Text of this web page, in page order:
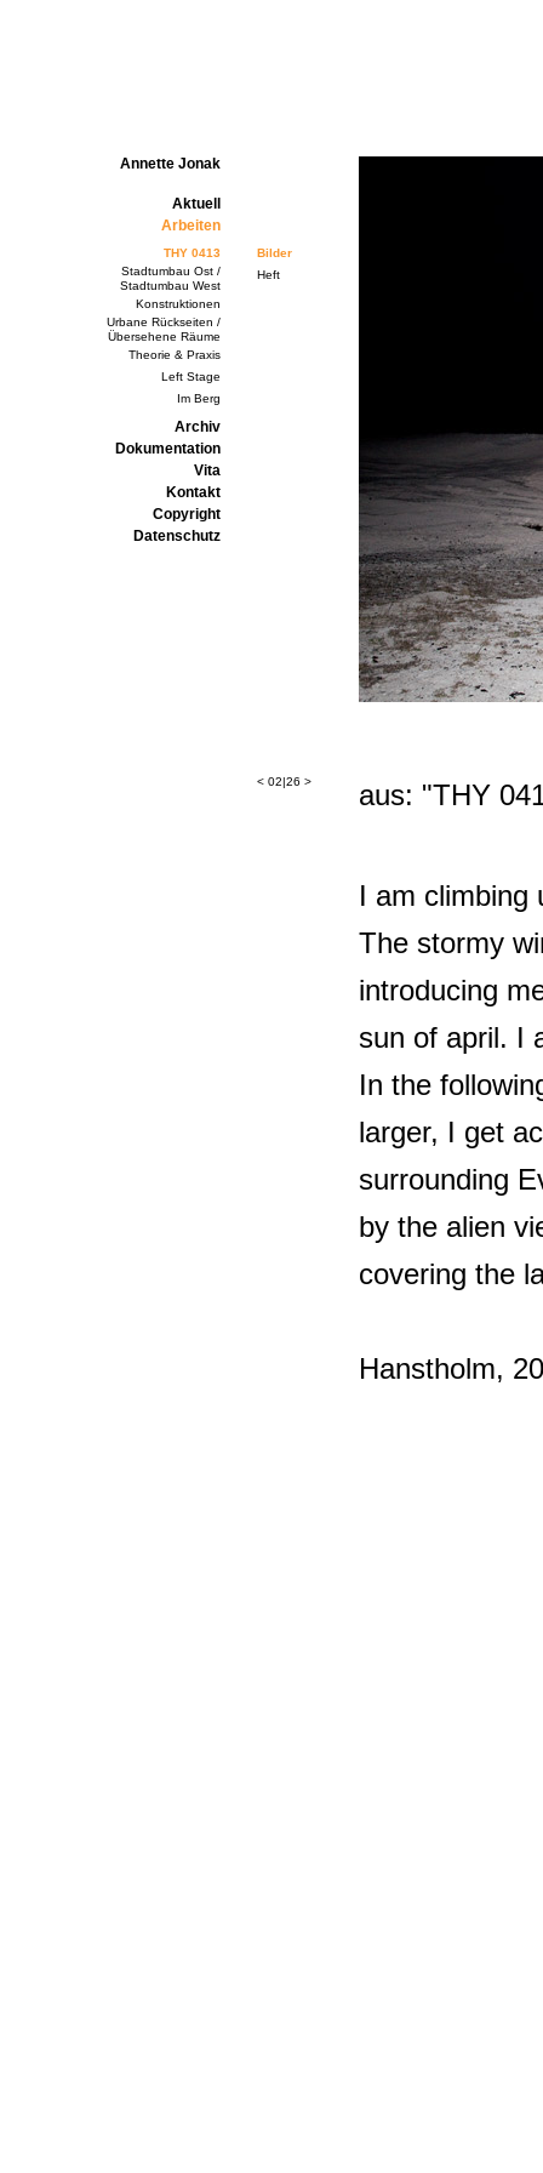
Annette Jonak
Aktuell
Arbeiten
THY 0413
Stadtumbau Ost /
Stadtumbau West
Konstruktionen
Urbane Rückseiten /
Übersehene Räume
Theorie & Praxis
Left Stage
Im Berg
Bilder
Heft
Archiv
Dokumentation
Vita
Kontakt
Copyright
Datenschutz
< 02|26 > aus: "THY
I am climbing
The stormy
introducing
sun of april. I
In the
larger, I get
surrounding
by the alien
covering the
Hanstholm,